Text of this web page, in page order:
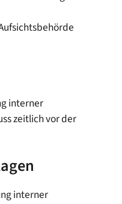
interner
zeitlich vor der
interner